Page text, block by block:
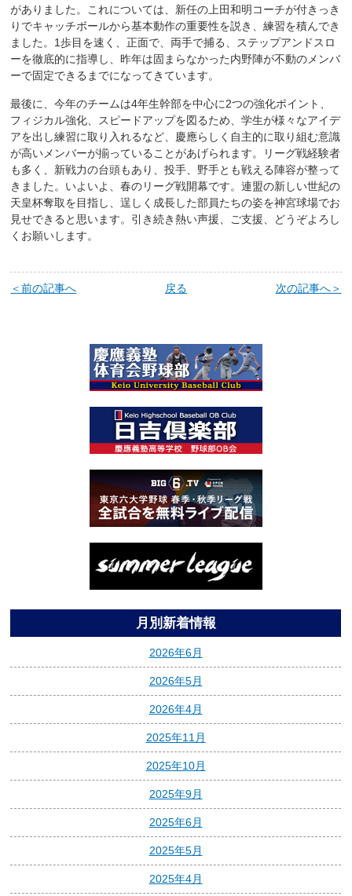
がありました。これについては、新任の上田和明コーチが付きっき
りでキャッチボールから基本動作の重要性を説き、練習を積んでき
ました。1歩目を速く、正面で、両手で捕る、ステップアンドスロ
ーを徹底的に指導し、昨年は固まらなかった内野陣が不動のメンバ
ーで固定できるまでになってきています。
最後に、今年のチームは4年生幹部を中心に2つの強化ポイント、
フィジカル強化、スピードアップを図るため、学生が様々なアイデ
アを出し練習に取り入れるなど、慶應らしく自主的に取り組む意識
が高いメンバーが揃っていることがあげられます。リーグ戦経験者
も多く、新戦力の台頭もあり、投手、野手とも戦える陣容が整って
きました。いよいよ、春のリーグ戦開幕です。連盟の新しい世紀の
天皇杯奪取を目指し、逞しく成長した部員たちの姿を神宮球場でお
見せできると思います。引き続き熱い声援、ご支援、どうぞよろし
くお願いします。
＜前の記事へ 戻る 次の記事へ＞
月別新着情報
2026年6月
2026年5月
2026年4月
2025年11月
2025年10月
2025年9月
2025年6月
2025年5月
2025年4月